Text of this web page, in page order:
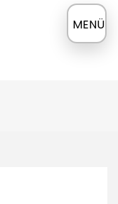
≡
MENÜ